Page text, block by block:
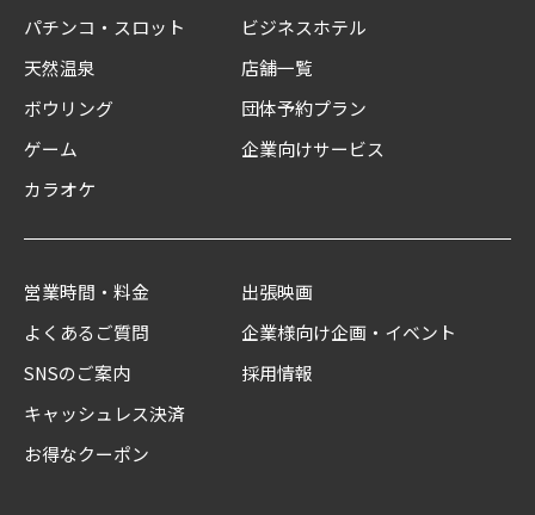
パチンコ・スロット
天然温泉
ボウリング
ゲーム
カラオケ
ビジネスホテル
店舗一覧
団体予約プラン
企業向けサービス
営業時間・料金
よくあるご質問
SNSのご案内
キャッシュレス決済
お得なクーポン
出張映画
企業様向け企画・イベント
採用情報